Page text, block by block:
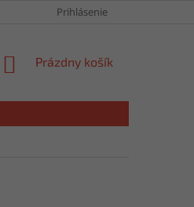
Prihlásenie
NÁKUPNÝ
Prázdny košík